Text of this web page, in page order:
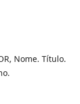
Nome. Título.